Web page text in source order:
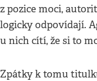
z pozice moci,
logicky odpovídají.
u nich cítí, že si to
Zpátky k tomu